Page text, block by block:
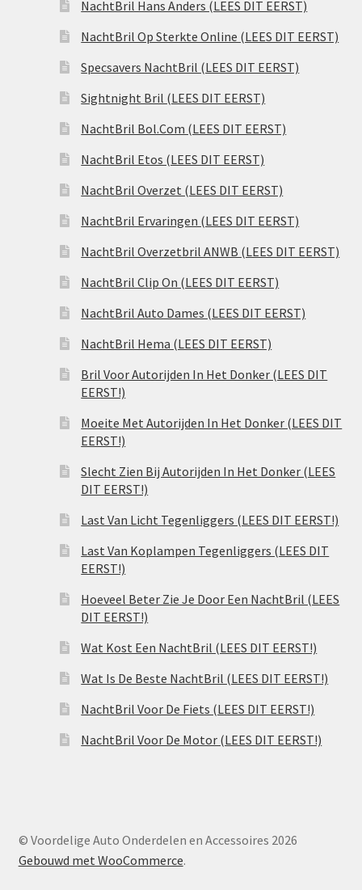
NachtBril Hans Anders (LEES DIT EERST)
NachtBril Op Sterkte Online (LEES DIT EERST)
Specsavers NachtBril (LEES DIT EERST)
Sightnight Bril (LEES DIT EERST)
NachtBril Bol.Com (LEES DIT EERST)
NachtBril Etos (LEES DIT EERST)
NachtBril Overzet (LEES DIT EERST)
NachtBril Ervaringen (LEES DIT EERST)
NachtBril Overzetbril ANWB (LEES DIT EERST)
NachtBril Clip On (LEES DIT EERST)
NachtBril Auto Dames (LEES DIT EERST)
NachtBril Hema (LEES DIT EERST)
Bril Voor Autorijden In Het Donker (LEES DIT
EERST!)
Moeite Met Autorijden In Het Donker (LEES DIT
EERST!)
Slecht Zien Bij Autorijden In Het Donker (LEES
DIT EERST!)
Last Van Licht Tegenliggers (LEES DIT EERST!)
Last Van Koplampen Tegenliggers (LEES DIT
EERST!)
Hoeveel Beter Zie Je Door Een NachtBril (LEES
DIT EERST!)
Wat Kost Een NachtBril (LEES DIT EERST!)
Wat Is De Beste NachtBril (LEES DIT EERST!)
NachtBril Voor De Fiets (LEES DIT EERST!)
NachtBril Voor De Motor (LEES DIT EERST!)
© Voordelige Auto Onderdelen en Accessoires 2026
Gebouwd met WooCommerce.